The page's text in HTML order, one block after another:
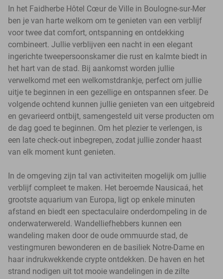
In het Faidherbe Hôtel Cœur de Ville in Boulogne-sur-Mer
ben je van harte welkom om te genieten van een verblijf
voor twee dat comfort, ontspanning en ontdekking
combineert. Jullie verblijven een nacht in een elegant
ingerichte tweepersoonskamer die rust en kalmte biedt in
het hart van de stad. Bij aankomst worden jullie
verwelkomd met een welkomstdrankje, perfect om jullie
uitje te beginnen in een gezellige en ontspannen sfeer. De
volgende ochtend kunnen jullie genieten van een uitgebreid
en gevarieerd ontbijt, samengesteld uit verse producten om
de dag goed te beginnen. Om het plezier te verlengen, is
een late check-out inbegrepen, zodat jullie zonder haast
van elk moment kunt genieten.
In de omgeving zijn tal van activiteiten mogelijk om jullie
verblijf compleet te maken. Het beroemde Nausicaá, het
grootste aquarium van Europa, ligt op enkele minuten
afstand en biedt een spectaculaire onderdompeling in de
onderwaterwereld. Wandelliefhebbers kunnen een
wandeling maken door de oude ommuurde stad, de
vestingmuren bewonderen en de basiliek Notre-Dame en
haar indrukwekkende crypte ontdekken. De haven en het
strand nodigen uit tot mooie wandelingen in de zilte